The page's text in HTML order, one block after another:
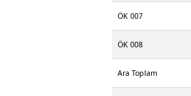
ÖK 007
ÖK 008
Ara Toplam